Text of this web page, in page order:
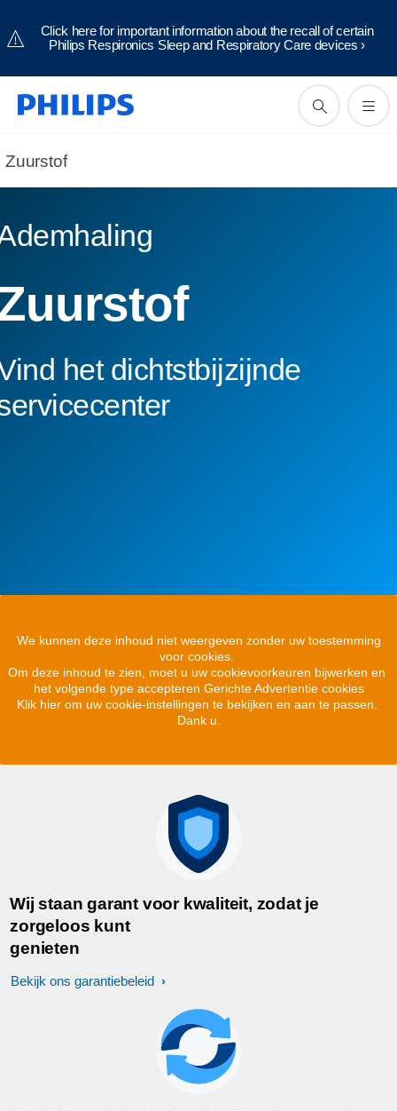
Click here for important information about the recall of certain
Philips Respironics Sleep and Respiratory Care devices ›
Zuurstof
het dichtstbijzijnde
We kunnen deze inhoud niet weergeven zonder uw toestemming
voor cookies.
Om deze inhoud te zien, moet u uw cookievoorkeuren bijwerken en
het volgende type accepteren Gerichte Advertentie cookies
Klik hier om uw cookie-instellingen te bekijken en aan te passen.
Dank u.
Wij staan garant voor kwaliteit, zodat je
zorgeloos kunt
genieten
Bekijk ons garantiebeleid